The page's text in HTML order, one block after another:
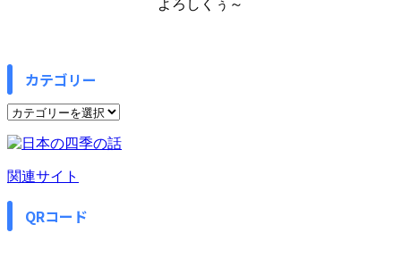
よろしくぅ～
カテゴリー
カ
ゴ
リ
ー
関連サイト
QRコード